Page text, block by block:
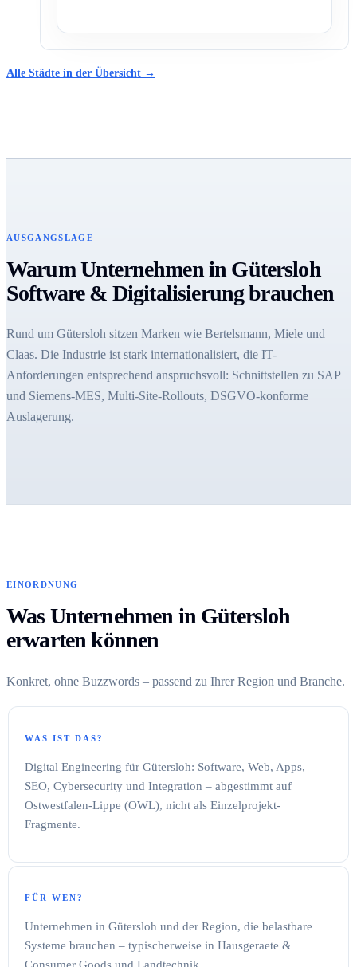
Alle Städte in der Übersicht →
AUSGANGSLAGE
Warum Unternehmen in Gütersloh
Software & Digitalisierung brauchen
Rund um Gütersloh sitzen Marken wie Bertelsmann, Miele und
Claas. Die Industrie ist stark internationalisiert, die IT-
Anforderungen entsprechend anspruchsvoll: Schnittstellen zu SAP
und Siemens-MES, Multi-Site-Rollouts, DSGVO-konforme
Auslagerung.
EINORDNUNG
Was Unternehmen in Gütersloh
erwarten können
Konkret, ohne Buzzwords – passend zu Ihrer Region und Branche.
WAS IST DAS?
Digital Engineering für Gütersloh: Software, Web, Apps,
SEO, Cybersecurity und Integration – abgestimmt auf
Ostwestfalen-Lippe (OWL), nicht als Einzelprojekt-
Fragmente.
FÜR WEN?
Unternehmen in Gütersloh und der Region, die belastbare
Systeme brauchen – typischerweise in Hausgeraete &
Consumer Goods und Landtechnik.